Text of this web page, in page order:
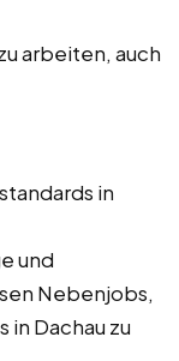
arbeiten, auch
in
und
Nebenjobs,
in Dachau zu